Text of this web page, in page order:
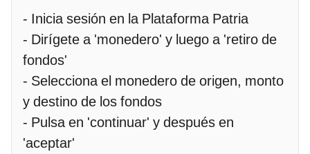
- Inicia sesión en la Plataforma Patria
- Dirígete a 'monedero' y luego a 'retiro de
fondos'
- Selecciona el monedero de origen, monto
y destino de los fondos
- Pulsa en 'continuar' y después en
'aceptar'